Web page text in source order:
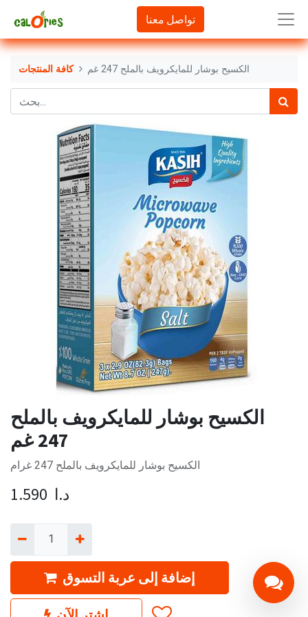
تواصل معنا
كافة المنتجات الكسيح بوشار للمايكرويف بالملح 247 غم
الكسيح بوشار للمايكرويف بالملح
247 غم
الكسيح بوشار للمايكرويف بالملح 247 غرام
1.590 د.ا
إضافة إلى عربة التسوق